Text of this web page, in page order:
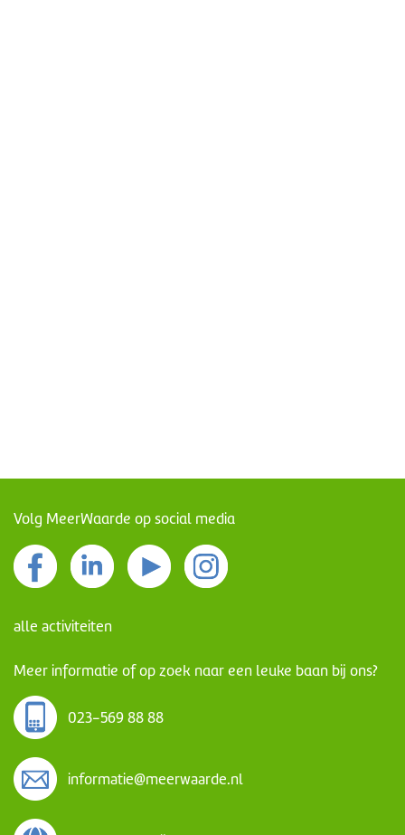
Volg MeerWaarde op social media
alle activiteiten
Meer informatie of op zoek naar een leuke baan bij ons?
023-569 88 88
informatie@meerwaarde.nl